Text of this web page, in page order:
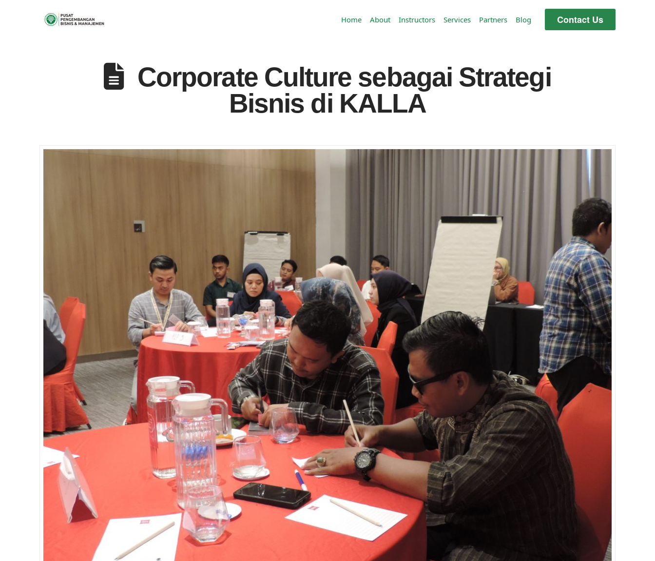
Home About Instructors Services Partners Blog Contact Us
Corporate Culture sebagai Strategi
Bisnis di KALLA